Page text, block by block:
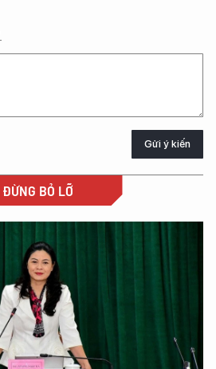
Gửi ý kiến
ĐỪNG BỎ LỠ